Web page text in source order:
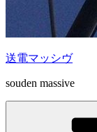
送電マッシヴ
souden massive